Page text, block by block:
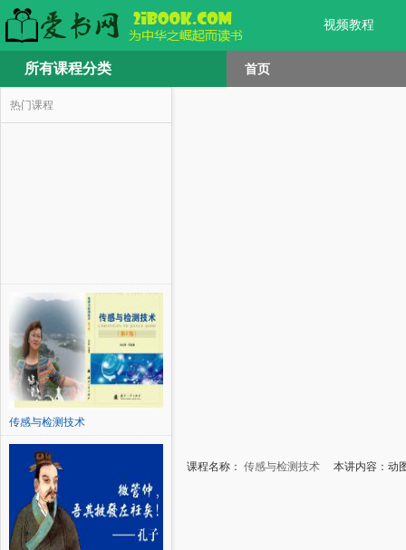
视频教程
所有课程分类 首页
热门课程
传感与检测技术
课程名称： 传感与检测技术 本讲内容：动